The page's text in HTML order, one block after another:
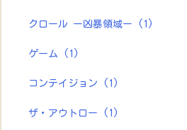
クロール ー凶暴領域ー (1)
ゲーム (1)
コンテイジョン (1)
ザ・アウトロー (1)